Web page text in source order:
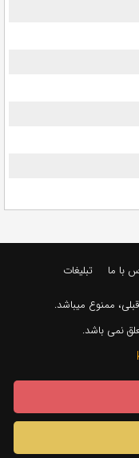
با ما تبلیغات
ممنوع میباشد.
نمی باشد.